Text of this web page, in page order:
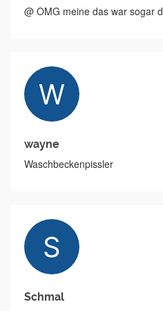
@ OMG meine das war sogar
wayne
Waschbeckenpissler
Schmal